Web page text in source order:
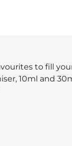
to fill
10ml and